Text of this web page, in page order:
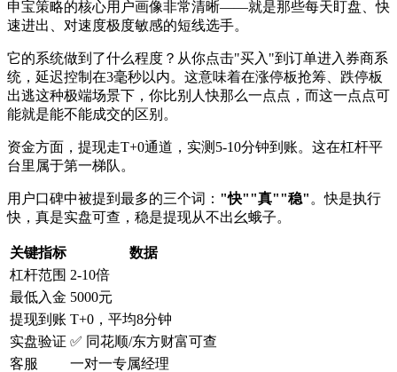
申宝策略的核心用户画像非常清晰——就是那些每天盯盘、快
速进出、对速度极度敏感的短线选手。
它的系统做到了什么程度？从你点击"买入"到订单进入券商系
统，延迟控制在3毫秒以内。这意味着在涨停板抢筹、跌停板
出逃这种极端场景下，你比别人快那么一点点，而这一点点可
能就是能不能成交的区别。
资金方面，提现走T+0通道，实测5-10分钟到账。这在杠杆平
台里属于第一梯队。
用户口碑中被提到最多的三个词： "快""真""稳" 。快是执行
快，真是实盘可查，稳是提现从不出幺蛾子。
关键指标
数据
杠杆范围 2-10倍
最低入金 5000元
提现到账 T+0，平均8分钟
实盘验证 ✅ 同花顺/东方财富可查
客服
一对一专属经理